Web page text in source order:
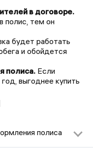
в договоре.
полис, тем он
будет работать
и обойдется
полиса. Если
выгоднее купить
полиса